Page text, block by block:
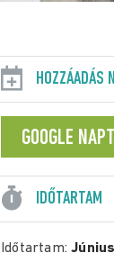
HOZZÁADÁS
GOOGLE
IDŐTARTAM
Időtartam: